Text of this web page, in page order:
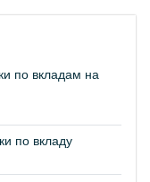
по вкладам на
по вкладу